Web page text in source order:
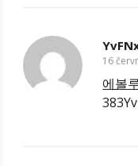
16
에볼